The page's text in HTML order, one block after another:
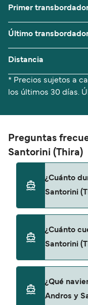
Primer
Último
Distancia
* Precios sujetos a
los últimos 30 días.
Preguntas
Santorini (Thira)
¿Cuánto
Santorini
Santorini (Thira)
35 minutos. La
variar de una
información más
¿Cuánto
Santorini
puede variar
promedio de un
¿Qué
Andros y